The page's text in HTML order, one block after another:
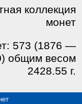
коллекция
монет
573 (1876 —
общим весом
2428.55 г.